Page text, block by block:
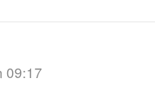
09:17